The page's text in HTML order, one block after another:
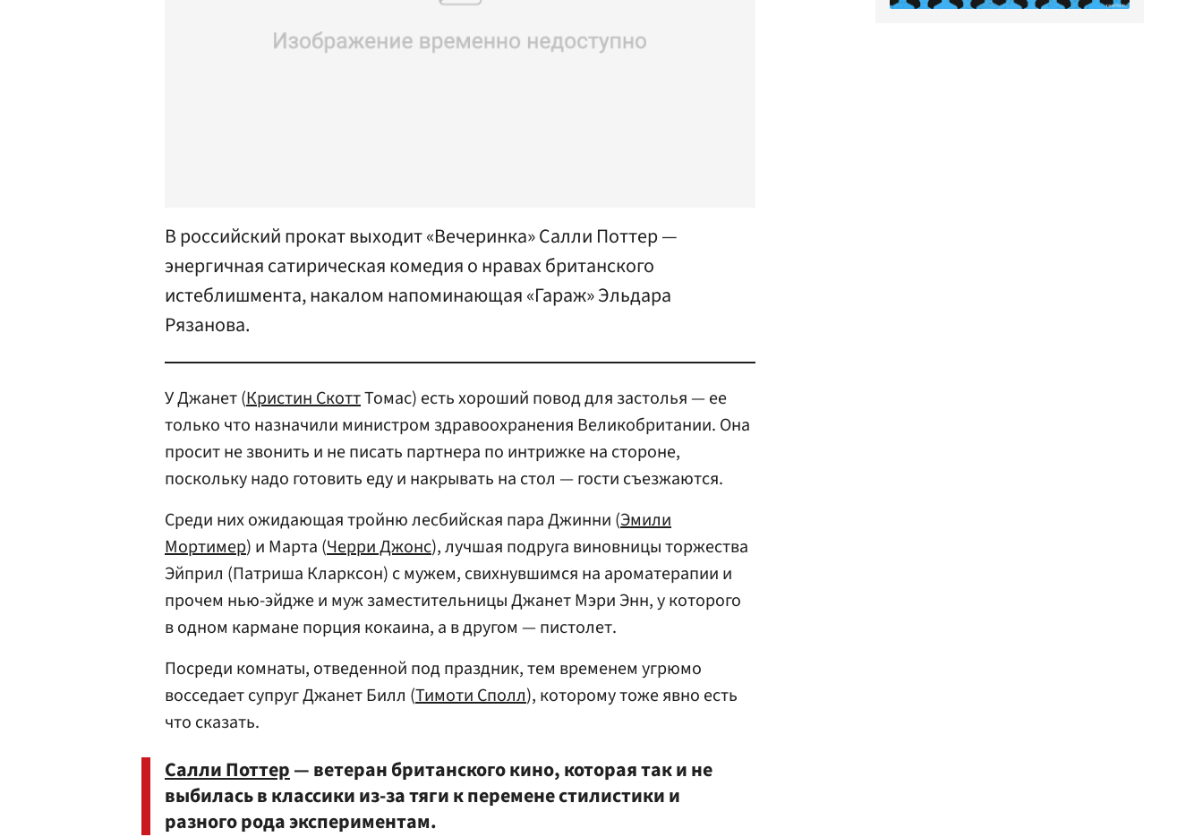
В российский прокат выходит «Вечеринка» Салли Поттер —
энергичная сатирическая комедия о нравах британского
истеблишмента, накалом напоминающая «Гараж» Эльдара
Рязанова.
У Джанет (Кристин СкоттТомас) есть хороший повод для застолья — ее
только что назначили министром здравоохранения Великобритании. Она
просит не звонить и не писать партнера по интрижке на стороне,
поскольку надо готовить еду и накрывать на стол — гости съезжаются.
Среди них ожидающая тройню лесбийская пара Джинни (Эмили
Мортимер) и Марта (Черри Джонс), лучшая подруга виновницы торжества
Эйприл (Патриша Кларксон) с мужем, свихнувшимся на ароматерапии и
прочем нью-эйдже и муж заместительницы Джанет Мэри Энн, у которого
в одном кармане порция кокаина, а в другом — пистолет.
Посреди комнаты, отведенной под праздник, тем временем угрюмо
восседает супруг Джанет Билл (Тимоти Сполл), которому тоже явно есть
что сказать.
Салли Поттер— ветеран британского кино, которая так и не
выбилась в классики из-за тяги к перемене стилистики и
разного рода экспериментам.